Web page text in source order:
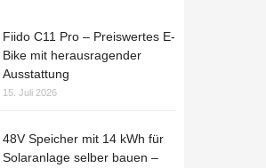
Fiido C11 Pro – Preiswertes E-
Bike mit herausragender
Ausstattung
15. Juli 2026
48V Speicher mit 14 kWh für
Solaranlage selber bauen –